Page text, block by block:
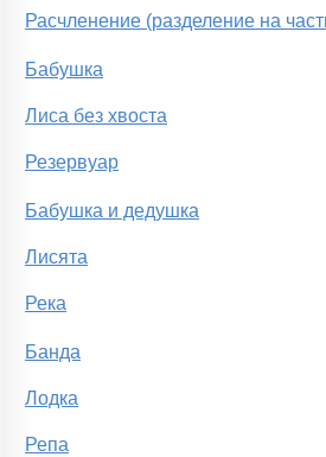
Расчленение (разделение на
Бабушка
Лиса без хвоста
Резервуар
Бабушка и дедушка
Лисята
Река
Банда
Лодка
Репа